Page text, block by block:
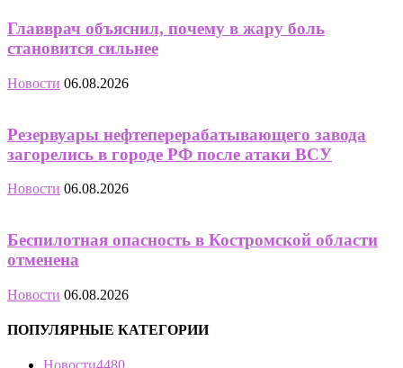
Главврач объяснил, почему в жару боль
становится сильнее
Новости 06.08.2026
Резервуары нефтеперерабатывающего завода
загорелись в городе РФ после атаки ВСУ
Новости 06.08.2026
Беспилотная опасность в Костромской области
отменена
Новости 06.08.2026
ПОПУЛЯРНЫЕ КАТЕГОРИИ